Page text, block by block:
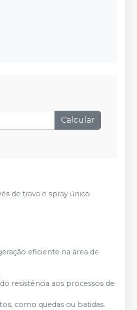
Calcular
de trava e spray único
eficiente na área de
resistência aos processos de
como quedas ou batidas.